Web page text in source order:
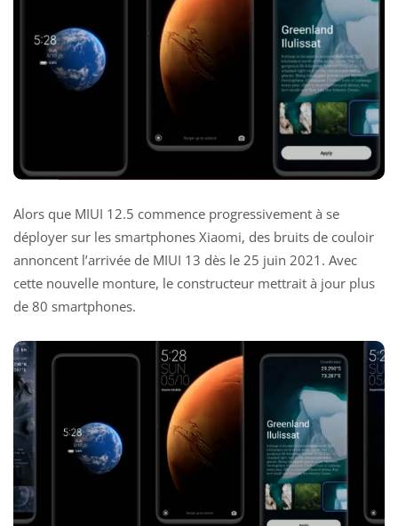
Alors que MIUI 12.5 commence progressivement à se
déployer sur les smartphones Xiaomi, des bruits de couloir
annoncent l’arrivée de MIUI 13 dès le 25 juin 2021. Avec
cette nouvelle monture, le constructeur mettrait à jour plus
de 80 smartphones.